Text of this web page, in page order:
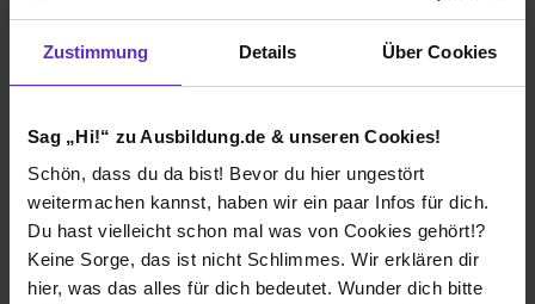
Zustimmung Details Über Cookies
Sag „Hi!“ zu Ausbildung.de & unseren Cookies!
Schön, dass du da bist! Bevor du hier ungestört
weitermachen kannst, haben wir ein paar Infos für dich.
Du hast vielleicht schon mal was von Cookies gehört!?
Keine Sorge, das ist nicht Schlimmes. Wir erklären dir
hier, was das alles für dich bedeutet. Wunder dich bitte
Ich würde diese Firma
weiterempfehlen!